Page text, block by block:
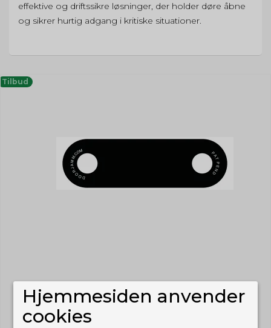
effektive og driftssikre løsninger, der holder døre åbne
og sikrer hurtig adgang i kritiske situationer.
Tilbud
Hjemmesiden anvender
cookies